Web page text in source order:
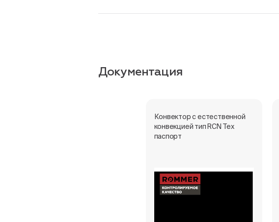
Документация
Конвектор с естественной
конвекцией тип RCN Тех
паспорт